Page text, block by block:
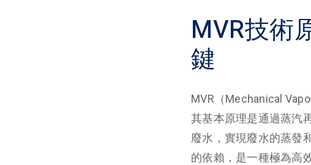
MVR技術
鍵
MVR（Mechanical
其基本原理是通過蒸汽
廢水，實現廢水的蒸發
的依賴，是一種極為高